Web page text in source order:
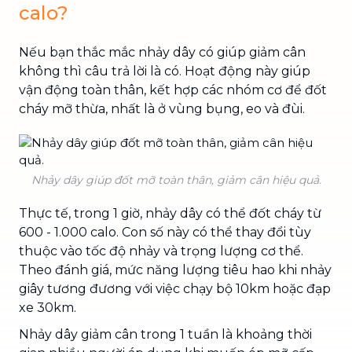
calo?
Nếu bạn thắc mắc nhảy dây có giúp giảm cân
không thì câu trả lời là có. Hoạt động này giúp
vận động toàn thân, kết hợp các nhóm cơ để đốt
cháy mỡ thừa, nhất là ở vùng bụng, eo và đùi.
Nhảy dây giúp đốt mỡ toàn thân, giảm cân hiệu quả.
Thực tế, trong 1 giờ, nhảy dây có thể đốt cháy từ
600 - 1.000 calo. Con số này có thể thay đổi tùy
thuộc vào tốc độ nhảy và trọng lượng cơ thể.
Theo đánh giá, mức năng lượng tiêu hao khi nhảy
giây tương đương với việc chạy bộ 10km hoặc đạp
xe 30km.
Nhảy dây giảm cân trong 1 tuần là khoảng thời